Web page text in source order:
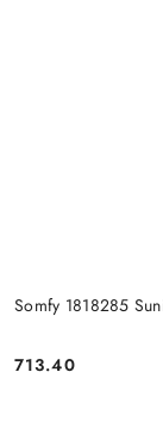
Somfy 1818285
Cena:
713.40